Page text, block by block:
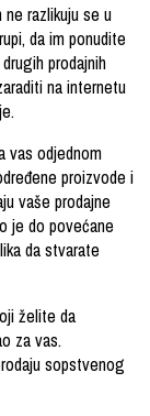
ne razlikuju se u
da im ponudite
prodajnih
na internetu
vas odjednom
proizvode i
vaše prodajne
je do povećane
da stvarate
želite da
za vas.
sopstvenog